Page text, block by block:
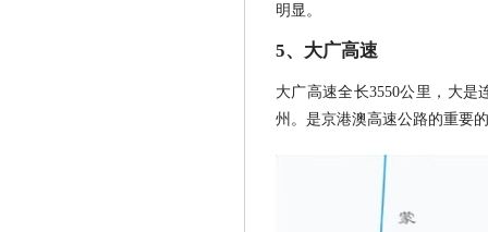
明显。
5、大广高速
大广高速全长3550公里，大
州。是京港澳高速公路的重要